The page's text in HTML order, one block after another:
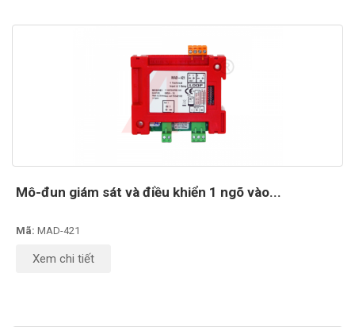
Mô-đun giám sát và điều khiển 1 ngõ vào...
Mã: MAD-421
Xem chi tiết